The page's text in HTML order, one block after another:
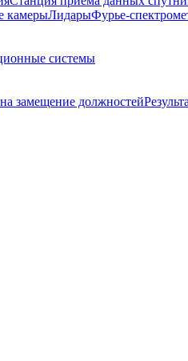
камерыЛидарыФурье-
системы
замещение должностей